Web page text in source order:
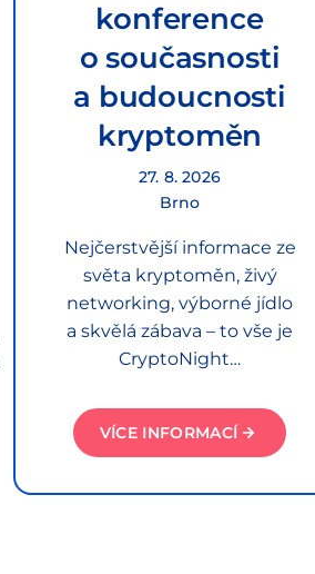
konference
o současnosti
a budoucnosti
kryptoměn
27. 8. 2026
Brno
Nejčerstvější informace ze
světa kryptoměn, živý
networking, výborné jídlo
a skvělá zábava – to vše je
CryptoNight…
VÍCE INFORMACÍ